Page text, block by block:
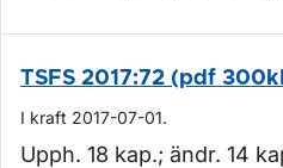
TSFS 2017:72 (pdf
I kraft 2017-07-01.
Upph. 18 kap.; ändr. 14